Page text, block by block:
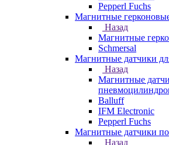
Pepperl Fuchs
Магнитные
Назад
Магнитные
Schmersal
Магнитные датчики
Назад
Магнитные
Balluff
IFM Electronic
Pepperl Fuchs
Магнитные датчики
Назад